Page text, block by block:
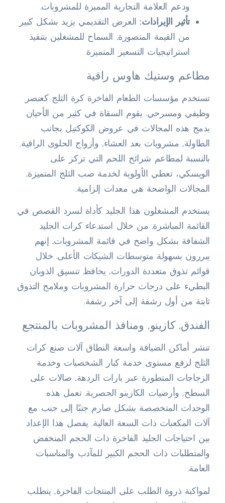
ودعم العلامة التجارية المميزة للمشروبات.
تأثير الإيرادات:العرض التقديمي يزيد بشكل كبير
من القيمة المتصورة, السماح للمشغلين بتنفيذ
استراتيجيات التسعير المتميزة.
مطاعم وستيك هاوس راقية
تستخدم مؤسسات الطعام الفاخرة كرة الثلج كعنصر
وظيفي ومسرحي. يقوم السقاة في كثير من الأحيان
بدمج هذه المجالات في عروض الكوكتيل بجانب
الطاولة, مشروبات بعد العشاء, وأزواج الحلوى الراقية.
بالنسبة لمطاعم شرائح اللحم التي تركز على
الويسكي، تعطي الأولوية لخدمة صب الثلج المتميزة,
المجالات الواضحة هي معدات إلزامية.
يستخدم المشغلون هذا الجليد كأداة لسرد القصص في
القائمة المباشرة. من خلال استدعاء كرات الجليد
الشفافة بشكل واضح في قائمة المشروبات, إنهم
يبررون بسهولة متوسطات الشيكات الأعلى. خلال
قوائم تذوق متعددة الدورات, يحافظ تنسيق الذوبان
البطيء على درجات حرارة المشروبات وملامح التذوق
ثابتة من أول رشفة إلى آخر رشفة.
الفندق, كازينو, ومنافذ المشروبات بالمنتجع
تنشر أماكن الضيافة واسعة النطاق آلات صنع كرات
الثلج لرفع مستوى خدمة كبار الشخصيات وخدمة
الزجاجات المتطورة عبر بارات الردهة, صالات على
السطح, وأرضيات الكازينو الحصرية. تعمل هذه
الوحدات المتخصصة بشكل صارم جنبًا إلى جنب مع
آلات المكعبات ذات السعة العالية. يفصل هذا الإعداد
بين احتياجات الجليد الفاخرة ذات الحجم المنخفض
والمتطلبات ذات الحجم الكبير للمآدب والمناسبات
العامة.
لمواكبة ذروة الطلب على المنتجات الفاخرة, يتطلب